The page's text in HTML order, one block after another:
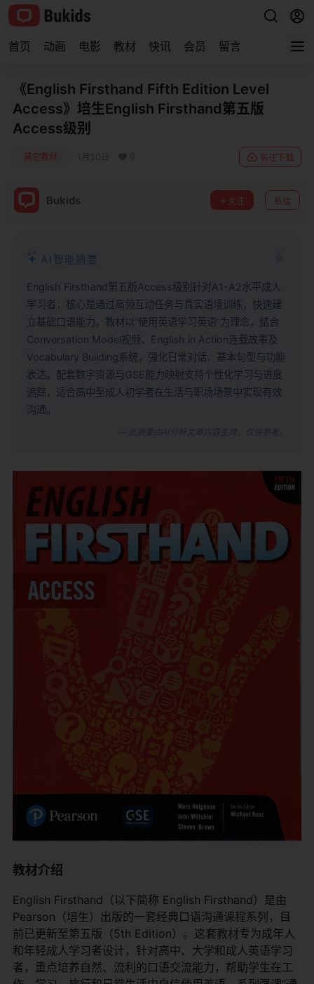
首页 动画 电影 教材 快讯 会员 留言
《English Firsthand Fifth Edition Level
Access》培生English Firsthand第五版
Access级别
其它教材 1月30日 前往下载
Bukids 关注 私信
AI智能摘要
English Firsthand第五版Access级别针对A1-A2水平成人
学习者，核心是通过高频互动任务与真实语境训练，快速建
立基础口语能力。教材以“使用英语学习英语”为理念，结合
Conversation Model视频、English in Action连载故事及
Vocabulary Building系统，强化日常对话、基本句型与功能
表达。配套数字资源与GSE能力映射支持个性化学习与进度
追踪，适合高中至成人初学者在生活与职场场景中实现有效
沟通。
教材介绍
English Firsthand（以下简称 English Firsthand）是由
Pearson（培生）出版的一套经典口语沟通课程系列，目
前已更新至第五版（5th Edition）。这套教材专为成年人
和年轻成人学习者设计，针对高中、大学和成人英语学习
者，重点培养自然、流利的口语交流能力，帮助学生在工